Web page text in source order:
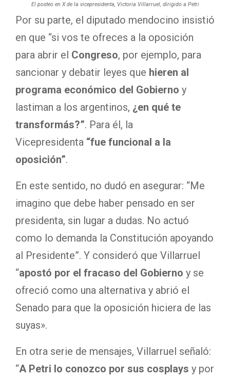
El posteo en X de la vicepresidenta, Victoria Villarruel, dirigido a Petri
Por su parte, el diputado mendocino insistió
en que “si vos te ofreces a la oposición
para abrir el Congreso, por ejemplo, para
sancionar y debatir leyes que hieren al
programa económico del Gobierno y
lastiman a los argentinos, ¿en qué te
transformás?”. Para él, la
Vicepresidenta “fue funcional a la
oposición”.
En este sentido, no dudó en asegurar: “Me
imagino que debe haber pensado en ser
presidenta, sin lugar a dudas. No actuó
como lo demanda la Constitución apoyando
al Presidente”. Y consideró que Villarruel
“apostó por el fracaso del Gobierno y se
ofreció como una alternativa y abrió el
Senado para que la oposición hiciera de las
suyas».
En otra serie de mensajes, Villarruel señaló:
“A Petri lo conozco por sus cosplays y por